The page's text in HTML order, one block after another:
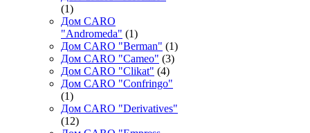
(1)
Дом CARO
"Andromeda" (1)
Дом CARO "Berman" (1)
Дом CARO "Cameo" (3)
Дом CARO "Clikat" (4)
Дом CARO "Confringo"
(1)
Дом CARO "Derivatives"
(12)